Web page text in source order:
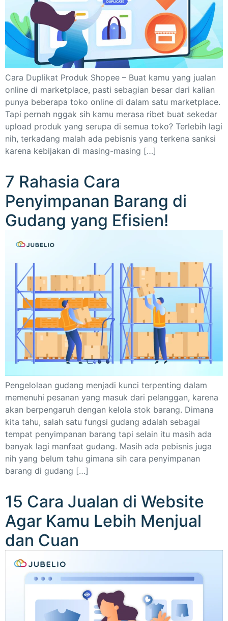
Cara Duplikat Produk Shopee – Buat kamu yang jualan
online di marketplace, pasti sebagian besar dari kalian
punya beberapa toko online di dalam satu marketplace.
Tapi pernah nggak sih kamu merasa ribet buat sekedar
upload produk yang serupa di semua toko? Terlebih lagi
nih, terkadang malah ada pebisnis yang terkena sanksi
karena kebijakan di masing-masing […]
7 Rahasia Cara
Penyimpanan Barang di
Gudang yang Efisien!
Pengelolaan gudang menjadi kunci terpenting dalam
memenuhi pesanan yang masuk dari pelanggan, karena
akan berpengaruh dengan kelola stok barang. Dimana
kita tahu, salah satu fungsi gudang adalah sebagai
tempat penyimpanan barang tapi selain itu masih ada
banyak lagi manfaat gudang. Masih ada pebisnis juga
nih yang belum tahu gimana sih cara penyimpanan
barang di gudang […]
15 Cara Jualan di Website
Agar Kamu Lebih Menjual
dan Cuan